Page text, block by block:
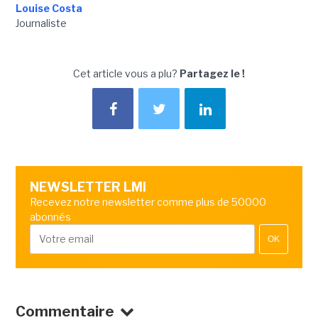
Louise Costa
Journaliste
Cet article vous a plu? Partagez le !
NEWSLETTER LMI
Recevez notre newsletter comme plus de 50000
abonnés
OK
Commentaire